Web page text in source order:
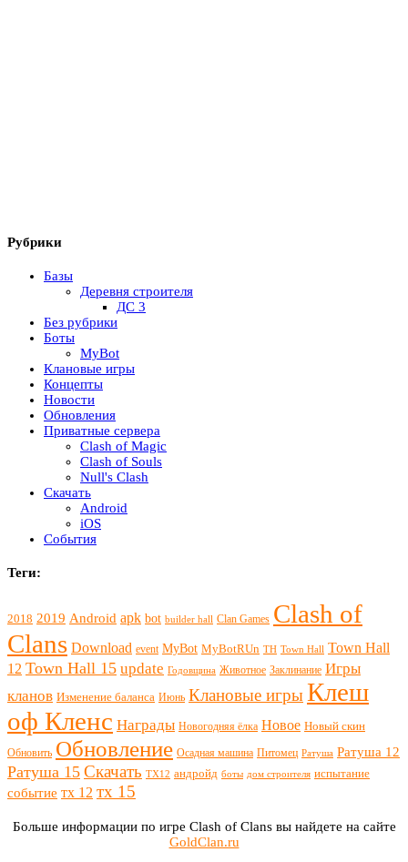
Рубрики
Базы
Деревня строителя
ДС 3
Без рубрики
Боты
MyBot
Клановые игры
Концепты
Новости
Обновления
Приватные сервера
Clash of Magic
Clash of Souls
Null's Clash
Скачать
Android
iOS
События
Теги:
2018 2019 Android apk bot builder hall Clan Games Clash of
Clans Download event MyBot MyBotRUn TH Town Hall Town Hall
12 Town Hall 15 update Годовщина Животное Заклинание Игры
кланов Изменение баланса Июнь Клановые игрыКлеш
оф Кленс Награды Новогодняя ёлка Новое Новый скин
Обновить Обновление Осадная машина Питомец Ратуша Ратуша 12
Ратуша 15 Скачать ТХ12 андройд боты дом строителя испытание
событие тх 12 тх 15
Больше информации по игре Clash of Clans вы найдете на сайте
GoldClan.ru